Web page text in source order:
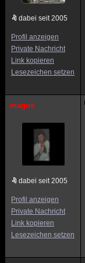
dabei seit 2005
Profil anzeigen
Private Nachricht
Link kopieren
Lesezeichen setzen
magus
dabei seit 2005
Profil anzeigen
Private Nachricht
Link kopieren
Lesezeichen setzen